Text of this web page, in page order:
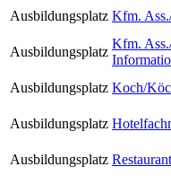
Ausbildungsplatz Kfm.
Ausbildungsplatz
Kfm.
Ausbildungsplatz Koch/
Ausbildungsplatz
Ausbildungsplatz